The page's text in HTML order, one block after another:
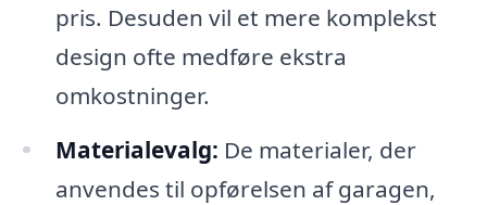
pris. Desuden vil et mere komplekst
design ofte medføre ekstra
omkostninger.
Materialevalg: De materialer, der
anvendes til opførelsen af garagen,